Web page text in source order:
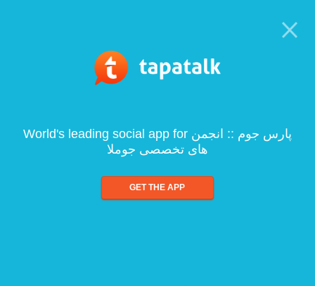
World's leading social app for پارس جوم :: انجمن
های تخصصی جوملا
GET THE APP